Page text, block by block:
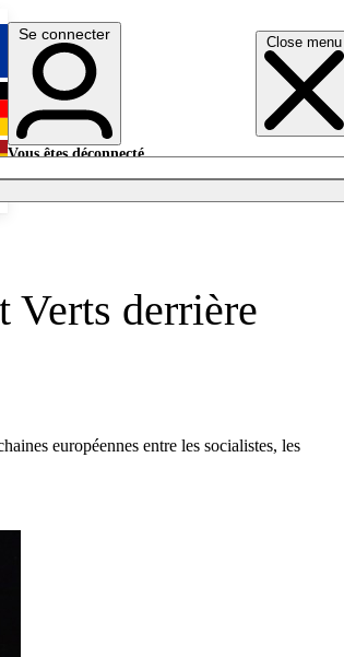
Close menu
English
Deutsch
Se connecter
Vous êtes déconnecté.
Verts derrière
européennes entre les socialistes, les